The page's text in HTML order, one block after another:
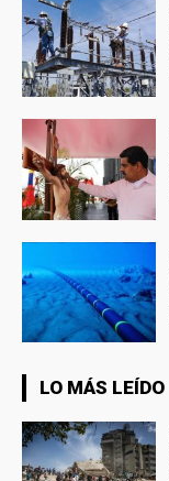
LO MÁS LEÍDO